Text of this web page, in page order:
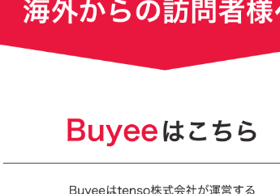
ンプル カジュアル ヘリン
ジュ★サイズ★58cm★ウ
ール★